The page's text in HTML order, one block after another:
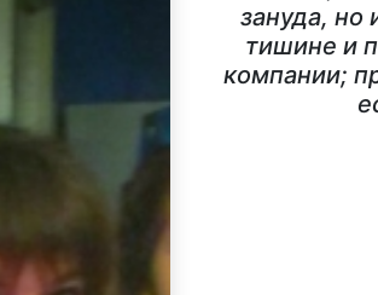
зануда, но
тишине и
компании;